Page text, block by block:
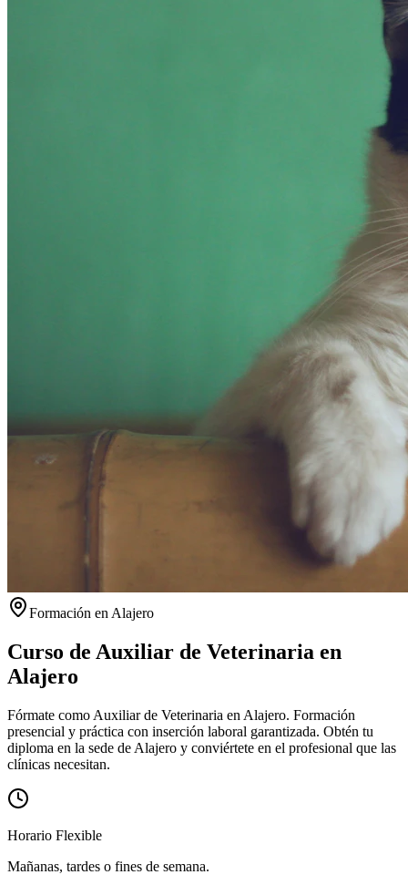
Formación en Alajero
Curso de Auxiliar de Veterinaria en
Alajero
Fórmate como Auxiliar de Veterinaria en Alajero. Formación
presencial y práctica con inserción laboral garantizada. Obtén tu
diploma en la sede de Alajero y conviértete en el profesional que las
clínicas necesitan.
Horario Flexible
Mañanas, tardes o fines de semana.